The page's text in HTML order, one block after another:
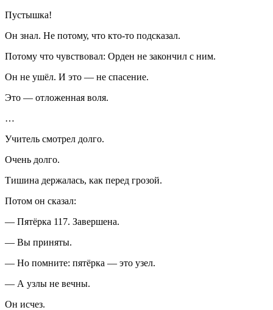
Пустышка!
Он знал. Не потому, что кто-то подсказал.
Потому что чувствовал: Орден не закончил с ним.
Он не ушёл. И это — не спасение.
Это — отложенная воля.
…
Учитель смотрел долго.
Очень долго.
Тишина держалась, как перед грозой.
Потом он сказал:
— Пятёрка 117. Завершена.
— Вы приняты.
— Но помните: пятёрка — это узел.
— А узлы не вечны.
Он исчез.